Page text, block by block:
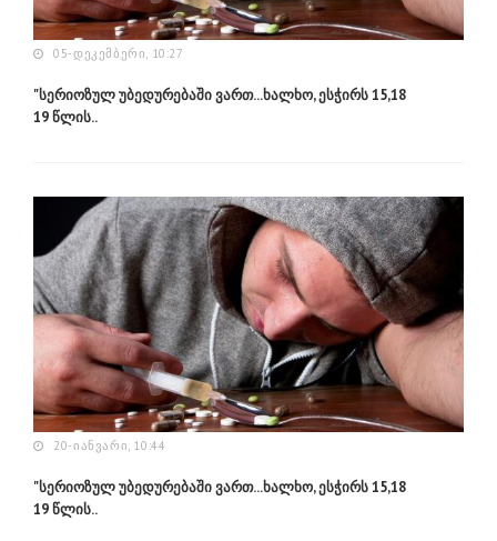
05-ᲓᲔᲙᲔᲛᲑᲔᲠᲘ, 10:27
"სერიოზულ უბედურებაში ვართ...ხალხო, ესჭირს 15,18
19 წლის..
20-ᲘᲐᲜᲕᲐᲠᲘ, 10:44
"სერიოზულ უბედურებაში ვართ...ხალხო, ესჭირს 15,18
19 წლის..